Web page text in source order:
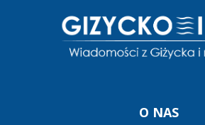
O NAS